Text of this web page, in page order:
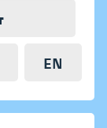
EN